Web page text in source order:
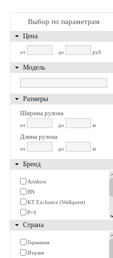
Выбор по параметрам
Цена
от до руб
Модель
Размеры
Ширина рулона
от до м
Длина рулона
от до м
Бренд
Artshow
BN
KT Exclusive (Wallquest)
P+S
Portofino
Texdecor
York
Страна
Германия
Италия